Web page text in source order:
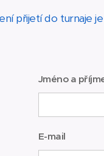
přijetí do turnaje
Jméno a
E-mail